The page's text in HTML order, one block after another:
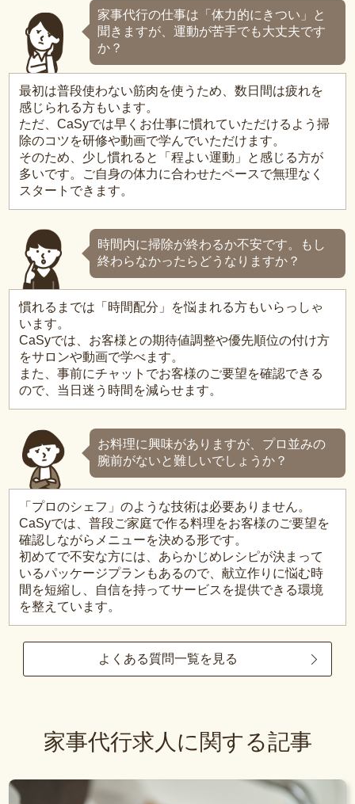
家事代行の仕事は「体力的にきつい」と
聞きますが、運動が苦手でも大丈夫です
か？
最初は普段使わない筋肉を使うため、数日間は疲れを
感じられる方もいます。
ただ、CaSyでは早くお仕事に慣れていただけるよう掃
除のコツを研修や動画で学んでいただけます。
そのため、少し慣れると「程よい運動」と感じる方が
多いです。ご自身の体力に合わせたペースで無理なく
スタートできます。
時間内に掃除が終わるか不安です。もし
終わらなかったらどうなりますか？
慣れるまでは「時間配分」を悩まれる方もいらっしゃ
います。
CaSyでは、お客様との期待値調整や優先順位の付け方
をサロンや動画で学べます。
また、事前にチャットでお客様のご要望を確認できる
ので、当日迷う時間を減らせます。
お料理に興味がありますが、プロ並みの
腕前がないと難しいでしょうか？
「プロのシェフ」のような技術は必要ありません。
CaSyでは、普段ご家庭で作る料理をお客様のご要望を
確認しながらメニューを決める形です。
初めてで不安な方には、あらかじめレシピが決まって
いるパッケージプランもあるので、献立作りに悩む時
間を短縮し、自信を持ってサービスを提供できる環境
を整えています。
よくある質問一覧を見る
家事代行求人に関する記事